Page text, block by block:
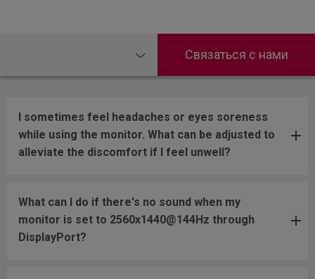
Связаться с нами
I sometimes feel headaches or eyes soreness
while using the monitor. What can be adjusted to
alleviate the discomfort if I feel unwell?
What can I do if there's no sound when my
monitor is set to 2560x1440@144Hz through
DisplayPort?